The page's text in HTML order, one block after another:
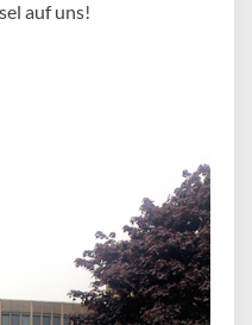
auf uns!